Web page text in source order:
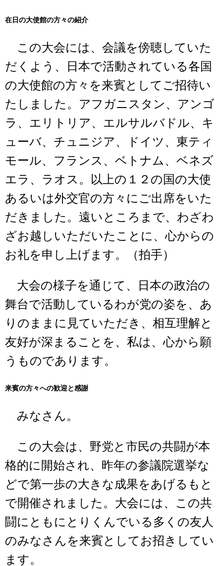
在日の大使館の方々の紹介
この大会には、会議を傍聴していた
だくよう、日本で活動されている各国
の大使館の方々を来賓としてご招待い
たしました。アフガニスタン、アンゴ
ラ、エリトリア、エルサルバドル、キ
ューバ、チュニジア、ドイツ、東ティ
モール、フランス、ベトナム、ベネズ
エラ、ラオス。以上の１２の国の大使
あるいは外交官の方々にご出席をいた
だきました。遠いところまで、わざわ
ざお越しいただいたことに、心からの
お礼を申し上げます。（拍手）
大会の様子を通じて、日本の政治の
舞台で活動しているわが党の姿を、あ
りのままに見ていただき、相互理解と
友好が深まることを、私は、心から願
うものであります。
来賓の方々への歓迎と感謝
みなさん。
この大会は、野党と市民の共闘が本
格的に開始され、昨年の参議院選挙な
どで第一歩の大きな成果をあげるもと
で開催されました。大会には、この共
闘にともにとりくんでいる多くの友人
のみなさんを来賓としてお招きしてい
ます。